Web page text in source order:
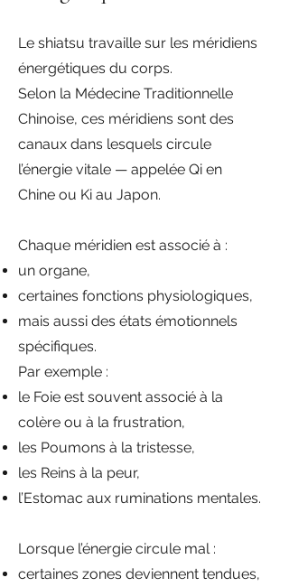
Le shiatsu travaille sur les méridiens
énergétiques du corps.
Selon la Médecine Traditionnelle
Chinoise, ces méridiens sont des
canaux dans lesquels circule
l’énergie vitale — appelée Qi en
Chine ou Ki au Japon.
Chaque méridien est associé à :
un organe,
certaines fonctions physiologiques,
mais aussi des états émotionnels
spécifiques.
Par exemple :
le Foie est souvent associé à la
colère ou à la frustration,
les Poumons à la tristesse,
les Reins à la peur,
l’Estomac aux ruminations mentales.
Lorsque l’énergie circule mal :
certaines zones deviennent tendues,